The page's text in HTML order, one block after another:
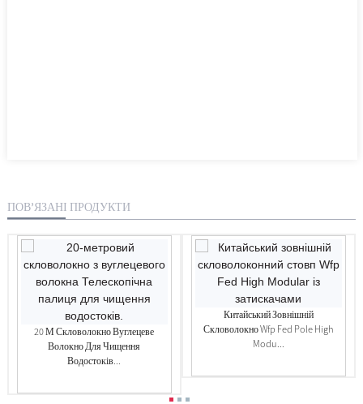
ПОВ’ЯЗАНІ ПРОДУКТИ
20 М Скловолокно Вуглецеве
Волокно Для Чищення
Водостоків...
Китайський Зовнішній
Скловолокно Wfp Fed Pole High
Modu...